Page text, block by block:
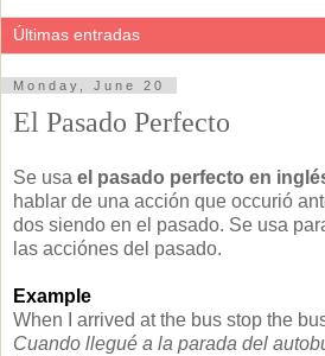
Monday, June 20
El Pasado Perfecto
Se usael pasado perfecto en
hablar de una acción que occurió
dos siendo en el pasado. Se usa
las acciónes del pasado.
Example
When I arrived at the bus stop the
Cuando llegué a la parada del